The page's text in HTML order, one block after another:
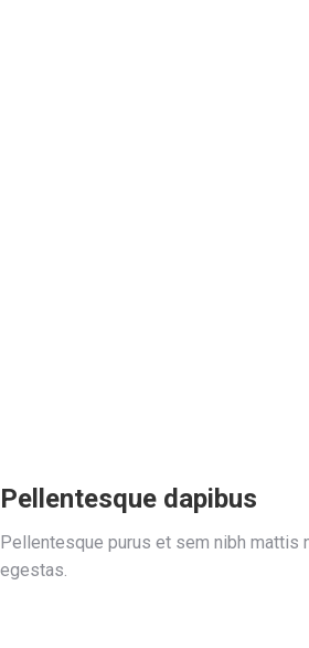
Pellentesque dapibus
Pellentesque purus et sem nibh mattis
egestas.